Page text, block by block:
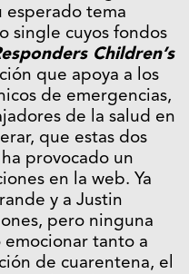
esperado tema
single cuyos fondos
Children’s
que apoya a los
de emergencias,
de la salud en
que estas dos
provocado un
en la web. Ya
y a Justin
pero ninguna
tanto a
de cuarentena, el